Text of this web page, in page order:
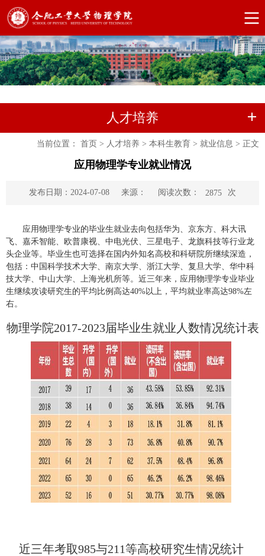
人才培养
当前位置： 首页 > 人才培养 > 本科生教育 > 就业信息 > 正文
应用物理学专业就业情况
发布日期：2024-07-08 来源： 阅读次数： 2875 次
应用物理学专业的毕业生就业去向包括华为、京东方、科大讯
飞、嘉禾智能、欧普康视、中电光伏、三星电子、龙旗科技等行业龙
头企业等。毕业生也可选择在国内外知名高校和科研院所继续深造，
包括：中国科学技术大学、南京大学、浙江大学、复旦大学、华中科
技大学、中山大学、上海光机所等。近三年来，应用物理学专业毕业
生继续攻读研究生的平均比例高达40%以上，平均就业率高达98%左
右。
物理学院2017-2023届毕业生就业人数情况统计表
近三年考取985与211等高校研究生情况统计